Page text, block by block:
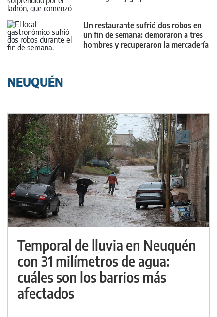
Un restaurante sufrió dos robos en
un fin de semana: demoraron a tres
hombres y recuperaron la mercadería
NEUQUÉN
Temporal de lluvia en Neuquén
con 31 milímetros de agua:
cuáles son los barrios más
afectados